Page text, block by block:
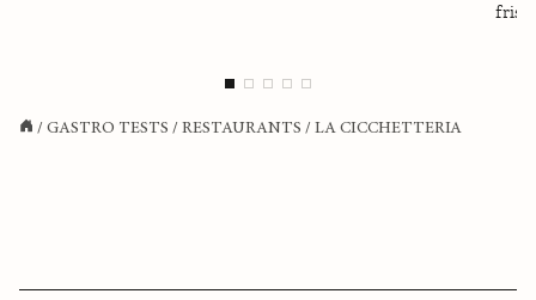
/ GASTRO TESTS / RESTAURANTS / LA CICCHETTERIA